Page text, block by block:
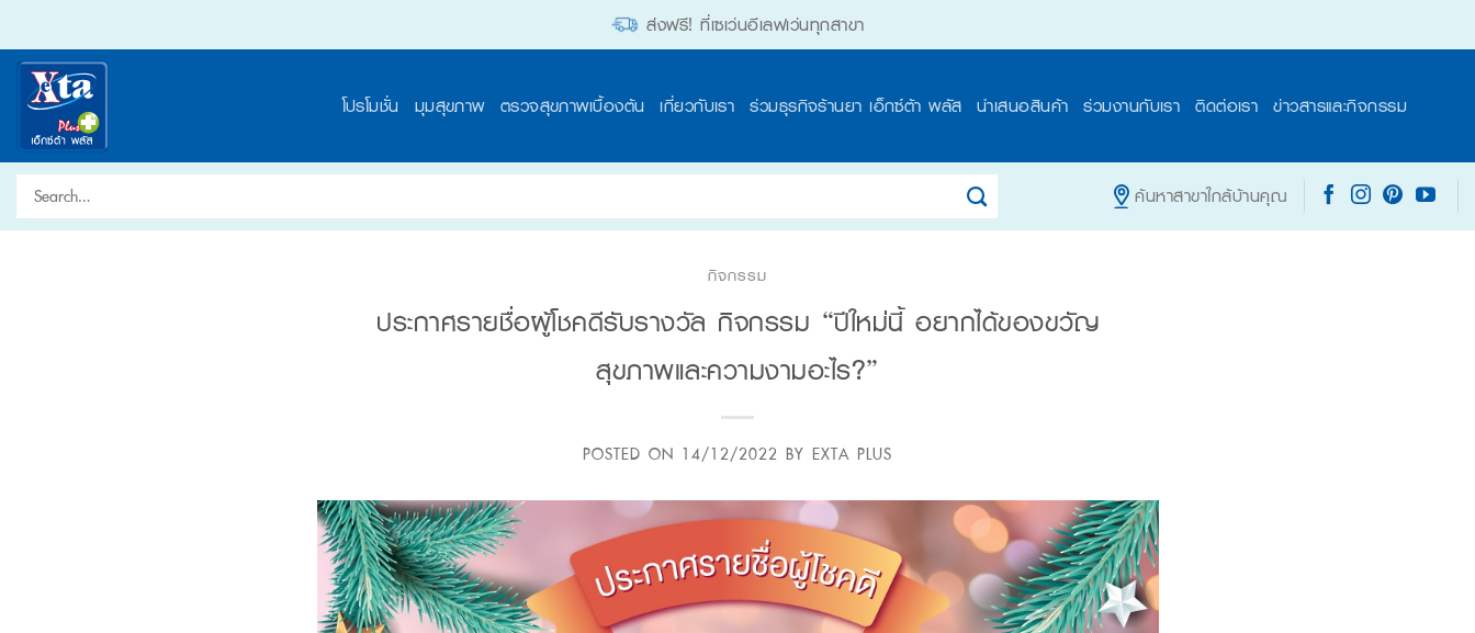
content
ส่งฟรี! ที่เซเว่นอีเลฟเว่นทุกสาขา
โปรโมชั่น มุมสุขภาพ ตรวจสุขภาพเบื้องต้น เกี่ยวกับเรา ร่วมธุรกิจร้านยา เอ็กซ์ต้า พลัส นำเสนอสินค้า ร่วมงานกับเรา ติดต่อเรา ข่าวสารและกิจกรรม
Search
for:
ค้นหาสาขาใกล้บ้านคุณ
กิจกรรม
ประกาศรายชื่อผู้โชคดีรับรางวัล กิจกรรม “ปีใหม่นี้ อยากได้ของขวัญ
สุขภาพและความงามอะไร?”
POSTED ON 14/12/2022 BY EXTA PLUS